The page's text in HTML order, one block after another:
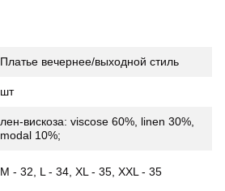
Платье вечернее/выходной стиль
шт
лен-вискоза: viscose 60%, linen 30%,
modal 10%;
M - 32, L - 34, XL - 35, XXL - 35